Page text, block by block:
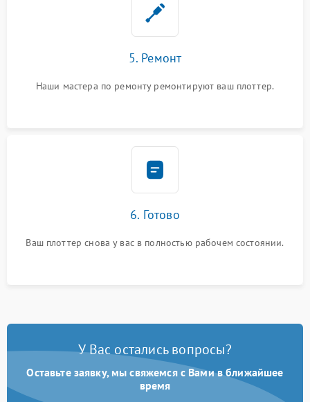
5. Ремонт
Наши мастера по ремонту ремонтируют ваш плоттер.
6. Готово
Ваш плоттер снова у вас в полностью рабочем состоянии.
У Вас остались вопросы?
Оставьте заявку, мы свяжемся с Вами в ближайшее
время